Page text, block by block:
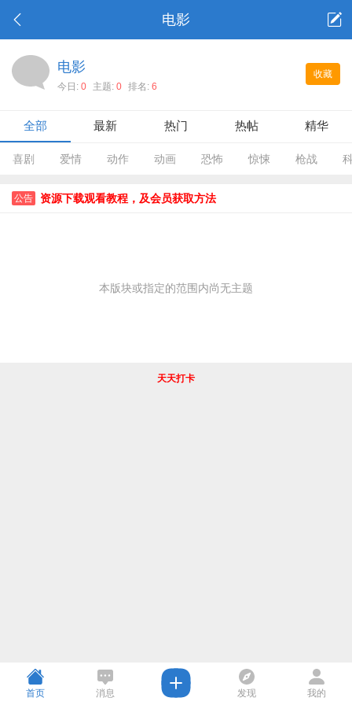
电影
收藏
电影
今日: 0 主题: 0 排名: 6
全部 最新 热门 热帖 精华
喜剧 爱情 动作 动画 恐怖 惊悚 枪战
公告 资源下载观看教程，及会员获取方法
本版块或指定的范围内尚无主题
天天打卡
首页 消息 发现 我的